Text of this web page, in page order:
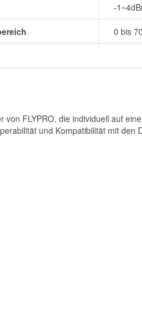
-
0 bis
von FLYPRO, die individuell auf
und Kompatibilität mit den